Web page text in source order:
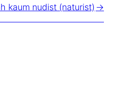
kaum nudist (naturist)